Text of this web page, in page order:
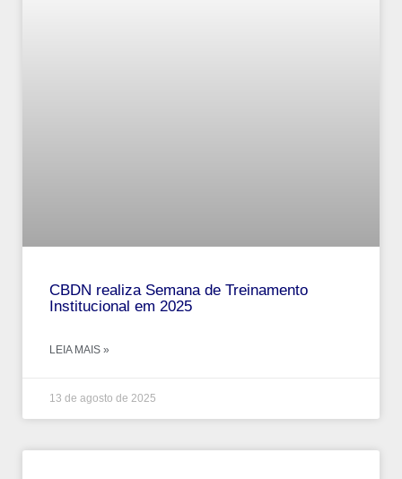
CBDN realiza Semana de Treinamento
Institucional em 2025
LEIA MAIS »
13 de agosto de 2025